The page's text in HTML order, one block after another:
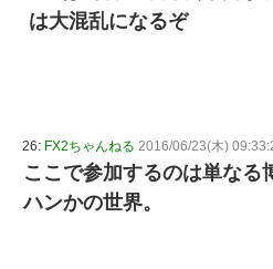
は大混乱になるぞ
26: FX2ちゃんねる 2016/06/23(木)
ここで参加するのは単なる
ハンかの世界。